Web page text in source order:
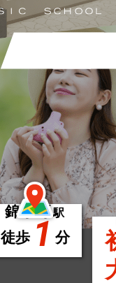
錦糸町駅
徒歩1 分